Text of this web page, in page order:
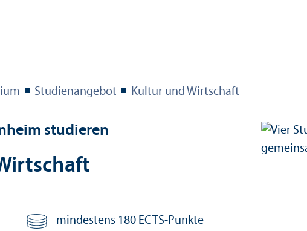
Studien­angebot Kultur und Wirtschaft
studieren
mindestens 180 ECTS-Punkte